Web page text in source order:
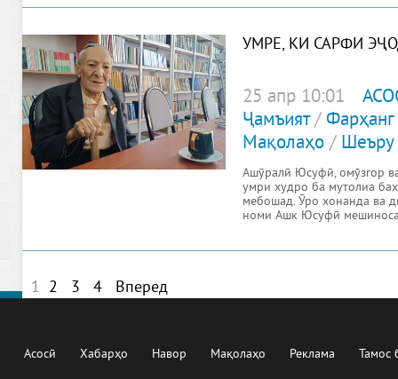
УМРЕ, КИ САРФИ
25 апр 10:01
Ҷамъият/Фарҳанг
Мақолаҳо/ Шеъру
Ашӯралӣ Юсуфӣ, омӯзгор
умри худро ба мутолиа
мебошад. Ӯро хонанда ва
номи Ашк Юсуфӣ
1 2 3 4 Вперед
Асосӣ Хабарҳо Навор Мақолаҳо Реклама Тамос